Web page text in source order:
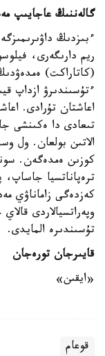
گالەننىڭ عاجايىپ
ريم دارىگەرى،
(كاتاراكت)
ءتۇسىندىرۋ ازداپ
اعاشتان تۇرادى.
تىعادى دا ەكىنشى
الاتىن بولعان. ول
كوزىن ەمدەگەن.
ترەپاناتسيا
كەزدەگى زاماناۋي
وپەراتسيالاردى
تۇسىندىرە المايدى.
قايىرجان تورەجان
«ايقىن»
قوعام